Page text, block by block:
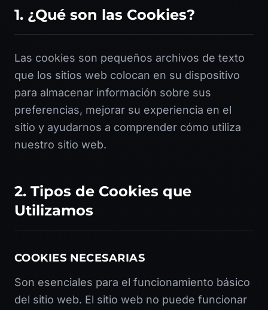
1. ¿Qué son las Cookies?
Las cookies son pequeños archivos de texto
que los sitios web colocan en su dispositivo
para almacenar información sobre sus
preferencias, mejorar su experiencia en el
sitio y ayudarnos a comprender cómo utiliza
nuestro sitio web.
2. Tipos de Cookies que
Utilizamos
COOKIES NECESARIAS
Son esenciales para el funcionamiento básico
del sitio web. El sitio web no puede funcionar